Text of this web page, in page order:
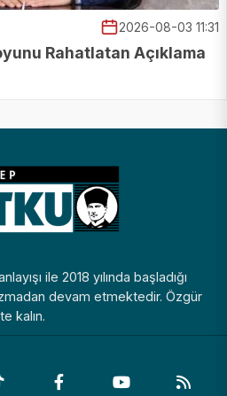
2026-08-03 11:31
Rahatlatan Açıklama
ile 2018 yılında başladığı
devam etmektedir. Özgür
kalın.